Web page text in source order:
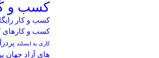
کسب و
کسب و کار
کسب و
کاری به ایسلند
های آزاد جهان